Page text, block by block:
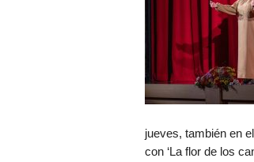
jueves, también en
con ‘La flor de los